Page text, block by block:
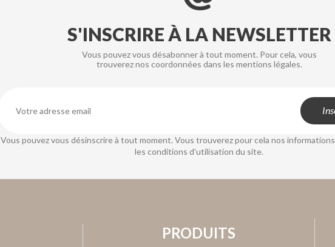
S'INSCRIRE À LA NEWSLETTER
Vous pouvez vous désabonner à tout moment. Pour cela, vous
trouverez nos coordonnées dans les mentions légales.
Vous pouvez vous désinscrire à tout moment. Vous trouverez pour cela nos
les conditions d'utilisation du site.
PRODUITS